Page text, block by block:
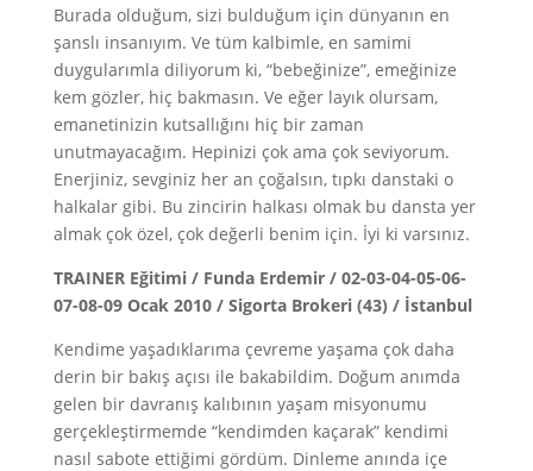
Burada olduğum, sizi bulduğum için dünyanın en
şanslı insanıyım. Ve tüm kalbimle, en samimi
duygularımla diliyorum ki, “bebeğinize”, emeğinize
kem gözler, hiç bakmasın. Ve eğer layık olursam,
emanetinizin kutsallığını hiç bir zaman
unutmayacağım. Hepinizi çok ama çok seviyorum.
Enerjiniz, sevginiz her an çoğalsın, tıpkı danstaki o
halkalar gibi. Bu zincirin halkası olmak bu dansta yer
almak çok özel, çok değerli benim için. İyi ki varsınız.
TRAINER Eğitimi / Funda Erdemir / 02-03-04-05-06-
07-08-09 Ocak 2010 / Sigorta Brokeri (43) / İstanbul
Kendime yaşadıklarıma çevreme yaşama çok daha
derin bir bakış açısı ile bakabildim. Doğum anımda
gelen bir davranış kalıbının yaşam misyonumu
gerçekleştirmemde “kendimden kaçarak” kendimi
nasıl sabote ettiğimi gördüm. Dinleme anında içe